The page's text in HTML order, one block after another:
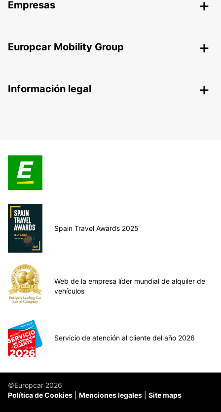
Empresas
Europcar Mobility Group
Información legal
Spain Travel Awards 2025
Web de la empresa líder mundial de alquiler de
vehículos
Servicio de atención al cliente del año 2026
©Europcar 2026
Política de Cookies
Menciones legales Site maps